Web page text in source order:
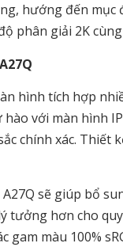
hướng đến
phân giải 2K
hình tích hợp
với màn hình
chính xác. Thiết
sẽ giúp bổ
hơn cho
gam màu 100%